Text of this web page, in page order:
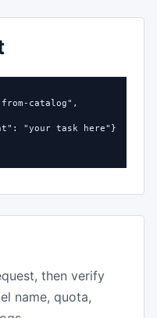
catalog",
"your task here"}
then verify
name, quota,